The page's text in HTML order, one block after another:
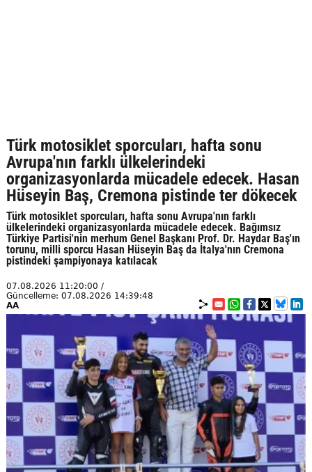
Türk motosiklet sporcuları, hafta sonu
Avrupa'nın farklı ülkelerindeki
organizasyonlarda mücadele edecek. Hasan
Hüseyin Baş, Cremona pistinde ter dökecek
Türk motosiklet sporcuları, hafta sonu Avrupa'nın farklı
ülkelerindeki organizasyonlarda mücadele edecek. Bağımsız
Türkiye Partisi'nin merhum Genel Başkanı Prof. Dr. Haydar Baş'ın
torunu, milli sporcu Hasan Hüseyin Baş da İtalya'nın Cremona
pistindeki şampiyonaya katılacak
07.08.2026 11:20:00 /
Güncelleme: 07.08.2026 14:39:48
AA